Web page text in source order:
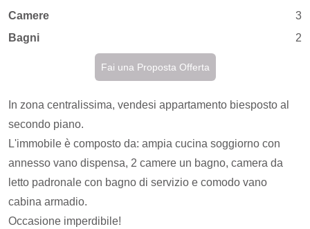
Camere
3
Bagni
2
Fai una Proposta Offerta
In zona centralissima, vendesi appartamento biesposto al
secondo piano.
L'immobile è composto da: ampia cucina soggiorno con
annesso vano dispensa, 2 camere un bagno, camera da
letto padronale con bagno di servizio e comodo vano
cabina armadio.
Occasione imperdibile!